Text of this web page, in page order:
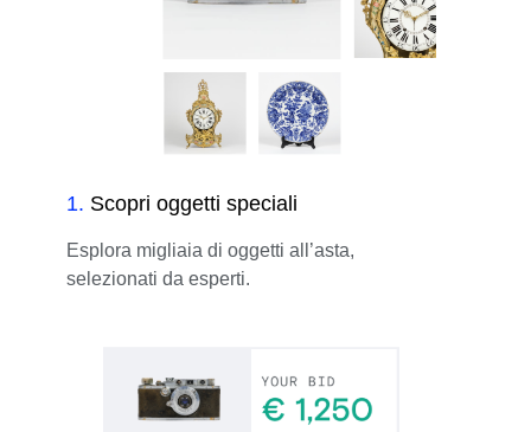
1. Scopri oggetti speciali
Esplora migliaia di oggetti all’asta,
selezionati da esperti.